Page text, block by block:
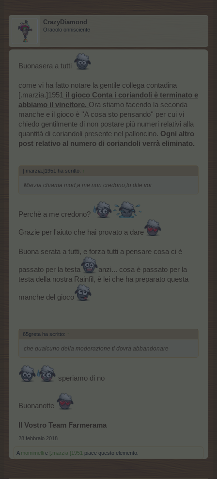
CrazyDiamond
Oracolo onnisciente
Buonasera a tutti
come vi ha fatto notare la gentile collega contadina
[.marzia.]1951
il gioco Conta i coriandoli è terminato e
abbiamo il vincitore. Ora stiamo facendo la seconda
manche e il gioco è ''A cosa sto pensando'' per cui vi
chiedo gentilmente di non postare più numeri relativi alla
quantità di coriandoli presente nel palloncino. Ogni altro
post relativo al numero di coriandoli verrà eliminato.
[.marzia.]1951 ha scritto: ↑
Marzia chiama mod,a me non credono,lo dite voi
Perchè a me credono?
Grazie per l'aiuto che hai provato a dare
Buona serata a tutti, e forza tutti a pensare cosa ci è
passato per la testa
anzi... cosa è passato per la
testa della nostra Rainfil, è lei che ha preparato questa
manche del gioco
65greta ha scritto: ↑
che qualcuno della moderazione ti dovrà abbandonare
speriamo di no
Buonanotte
Il Vostro Team Farmerama
28 febbraio 2018
A momimelli e [.marzia.]1951 piace questo elemento.